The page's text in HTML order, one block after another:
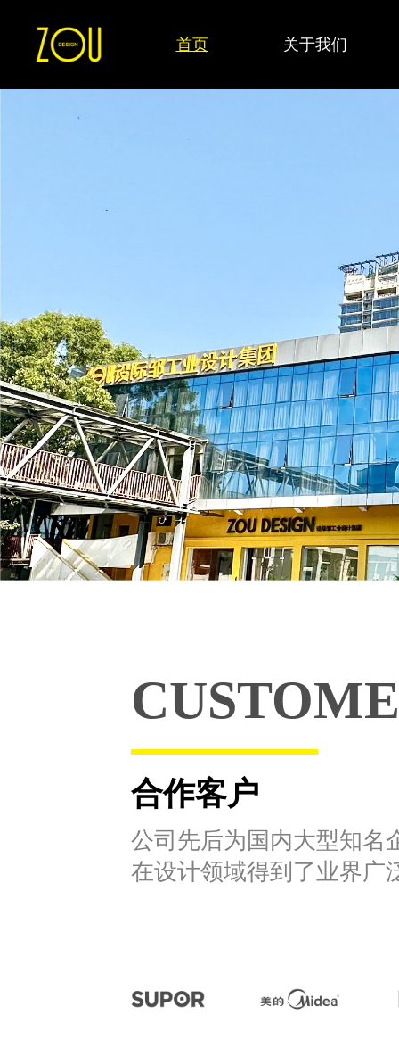
首页 关于我们
合作客户
公司先后为国内大型知名
在设计领域得到了业界广